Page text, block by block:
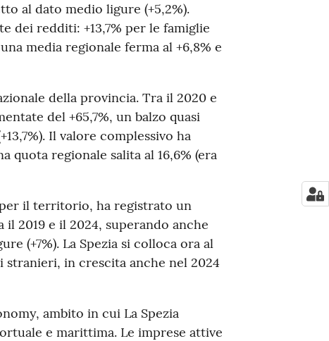
al dato medio ligure (+5,2%).
dei redditi: +13,7% per le famiglie
media regionale ferma al +6,8% e
della provincia. Tra il 2020 e
del +65,7%, un balzo quasi
Il valore complessivo ha
quota regionale salita al 16,6% (era
il territorio, ha registrato un
2019 e il 2024, superando anche
(+7%). La Spezia si colloca ora al
in crescita anche nel 2024
ambito in cui La Spezia
e marittima. Le imprese attive